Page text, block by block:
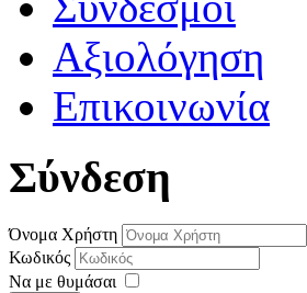
Αξιολόγηση
Επικοινωνία
Σύνδεση
Όνομα Χρήστη
Κωδικός
Να με θυμάσαι